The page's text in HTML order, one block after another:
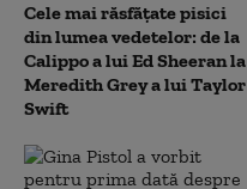
Cele mai răsfățate pisici
din lumea vedetelor: de la
Calippo a lui Ed Sheeran la
Meredith Grey a lui Taylor
Swift